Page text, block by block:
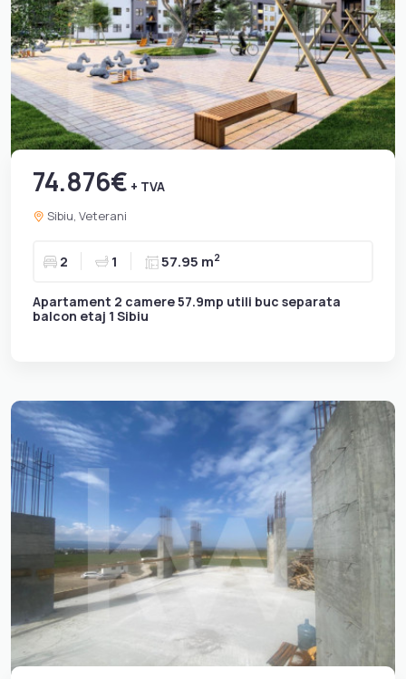
74.876€ + TVA
Sibiu, Veterani
2 1 57.95 m2
Apartament 2 camere 57.9mp utili buc separata
balcon etaj 1 Sibiu